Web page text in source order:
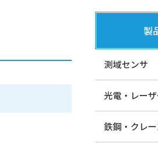
製
測域センサ
光電・レー
鉄鋼・クレ